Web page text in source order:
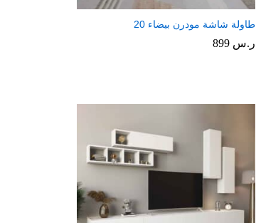
طاولة شاشة مودرن بيضاء 20
ر.س 899